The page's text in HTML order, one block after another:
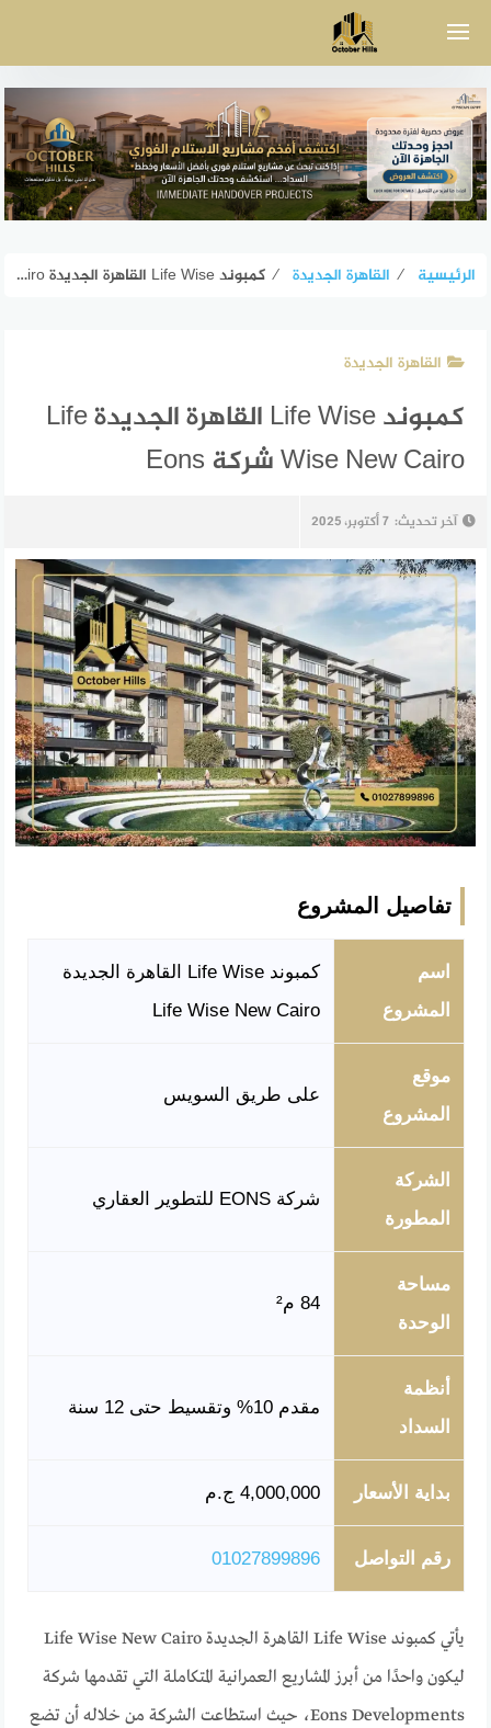
الرئيسية ⁄ القاهرة الجديدة ⁄ كمبوند Life Wise القاهرة الجديدة Life Wise New Cairo شركة Eons
القاهرة الجديدة
كمبوند Life Wise القاهرة الجديدة Life
Wise New Cairo شركة Eons
آخر تحديث: 7 أكتوبر، 2025
تفاصيل المشروع
اسم
المشروع
كمبوند Life Wise القاهرة الجديدة
Life Wise New Cairo
موقع
المشروع
على طريق السويس
الشركة
المطورة
شركة EONS للتطوير العقاري
مساحة
الوحدة
84 م²
أنظمة
السداد
مقدم 10% وتقسيط حتى 12 سنة
بداية الأسعار 4,000,000 ج.م
رقم التواصل 01027899896
يأتي كمبوند Life Wise القاهرة الجديدة Life Wise New Cairo
ليكون واحدًا من أبرز المشاريع العمرانية المتكاملة التي تقدمها شركة
Eons Developments، حيث استطاعت الشركة من خلاله أن تضع